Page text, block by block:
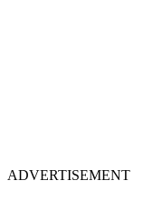
ADVERTISEMENT